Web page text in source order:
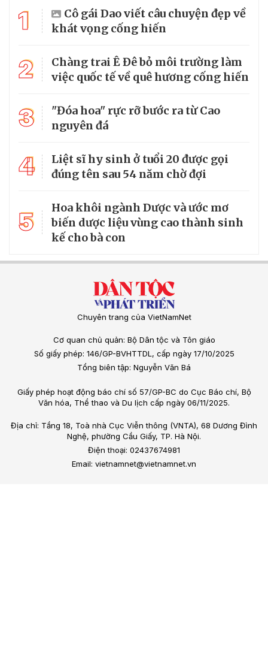
1
Cô gái Dao viết câu chuyện đẹp về
khát vọng cống hiến
2
Chàng trai Ê Đê bỏ môi trường làm
việc quốc tế về quê hương cống hiến
3
"Đóa hoa" rực rỡ bước ra từ Cao
nguyên đá
4
Liệt sĩ hy sinh ở tuổi 20 được gọi
đúng tên sau 54 năm chờ đợi
5
Hoa khôi ngành Dược và ước mơ
biến dược liệu vùng cao thành sinh
kế cho bà con
Chuyên trang của VietNamNet
Cơ quan chủ quản: Bộ Dân tộc và Tôn giáo
Số giấy phép: 146/GP-BVHTTDL, cấp ngày 17/10/2025
Tổng biên tập: Nguyễn Văn Bá
Giấy phép hoạt động báo chí số 57/GP-BC do Cục Báo chí, Bộ
Văn hóa, Thể thao và Du lịch cấp ngày 06/11/2025.
Địa chỉ: Tầng 18, Toà nhà Cục Viễn thông (VNTA), 68 Dương Đình
Nghệ, phường Cầu Giấy, TP. Hà Nội.
Điện thoại: 02437674981
Email: vietnamnet@vietnamnet.vn